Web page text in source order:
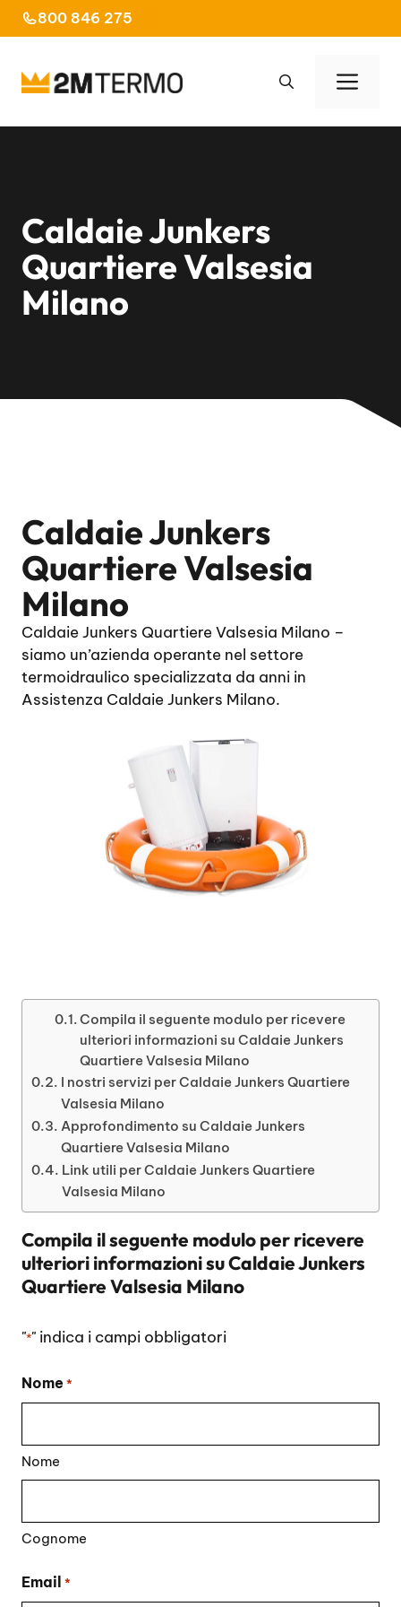
al
800 846 275
Caldaie Junkers
Quartiere Valsesia
Milano
Caldaie Junkers
Quartiere Valsesia
Milano
Caldaie Junkers Quartiere Valsesia Milano –
siamo un’azienda operante nel settore
termoidraulico specializzata da anni in
Assistenza Caldaie Junkers Milano.
Compila il seguente modulo per ricevere
ulteriori informazioni su Caldaie Junkers
Quartiere Valsesia Milano
I nostri servizi per Caldaie Junkers Quartiere
Valsesia Milano
Approfondimento su Caldaie Junkers
Quartiere Valsesia Milano
Link utili per Caldaie Junkers Quartiere
Valsesia Milano
Compila il seguente modulo per ricevere
ulteriori informazioni suCaldaie Junkers
Quartiere Valsesia Milano
"*" indica i campi obbligatori
Nome *
Nome
Cognome
Email *